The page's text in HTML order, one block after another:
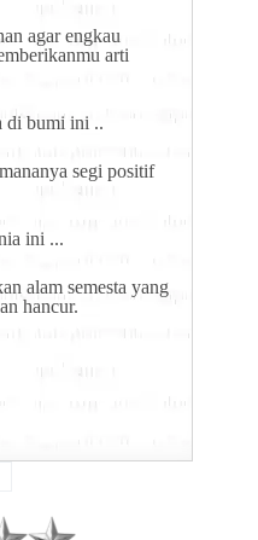
agar engkau
arti
di bumi ini ..
segi positif
ini ...
alam semesta yang
hancur.